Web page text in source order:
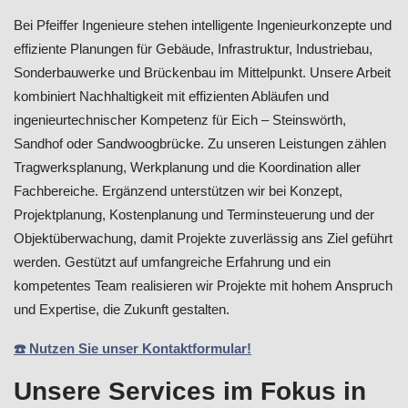
Bei Pfeiffer Ingenieure stehen intelligente Ingenieurkonzepte und
effiziente Planungen für Gebäude, Infrastruktur, Industriebau,
Sonderbauwerke und Brückenbau im Mittelpunkt. Unsere Arbeit
kombiniert Nachhaltigkeit mit effizienten Abläufen und
ingenieurtechnischer Kompetenz für Eich – Steinswörth,
Sandhof oder Sandwoogbrücke. Zu unseren Leistungen zählen
Tragwerksplanung, Werkplanung und die Koordination aller
Fachbereiche. Ergänzend unterstützen wir bei Konzept,
Projektplanung, Kostenplanung und Terminsteuerung und der
Objektüberwachung, damit Projekte zuverlässig ans Ziel geführt
werden. Gestützt auf umfangreiche Erfahrung und ein
kompetentes Team realisieren wir Projekte mit hohem Anspruch
und Expertise, die Zukunft gestalten.
☎️ Nutzen Sie unser Kontaktformular!
Unsere Services im Fokus in